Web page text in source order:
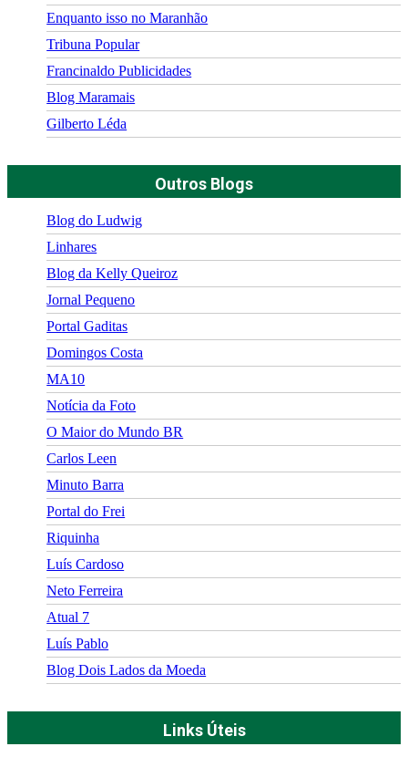
Enquanto isso no Maranhão
Tribuna Popular
Francinaldo Publicidades
Blog Maramais
Gilberto Léda
Outros Blogs
Blog do Ludwig
Linhares
Blog da Kelly Queiroz
Jornal Pequeno
Portal Gaditas
Domingos Costa
MA10
Notícia da Foto
O Maior do Mundo BR
Carlos Leen
Minuto Barra
Portal do Frei
Riquinha
Luís Cardoso
Neto Ferreira
Atual 7
Luís Pablo
Blog Dois Lados da Moeda
Links Úteis